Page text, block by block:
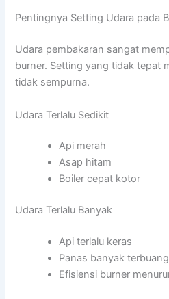
Pentingnya Setting Udara pada
Udara pembakaran sangat
burner. Setting yang tidak tepat
tidak sempurna.
Udara Terlalu Sedikit
Api merah
Asap hitam
Boiler cepat kotor
Udara Terlalu Banyak
Api terlalu keras
Panas banyak terbuang
Efisiensi burner